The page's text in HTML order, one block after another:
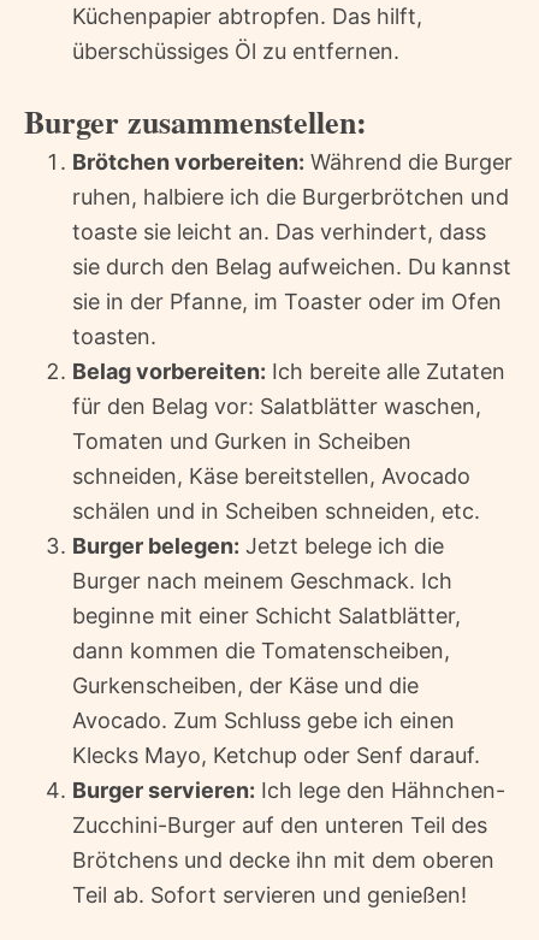
Küchenpapier abtropfen. Das hilft,
überschüssiges Öl zu entfernen.
Burger zusammenstellen:
Brötchen vorbereiten: Während die Burger
ruhen, halbiere ich die Burgerbrötchen und
toaste sie leicht an. Das verhindert, dass
sie durch den Belag aufweichen. Du kannst
sie in der Pfanne, im Toaster oder im Ofen
toasten.
Belag vorbereiten: Ich bereite alle Zutaten
für den Belag vor: Salatblätter waschen,
Tomaten und Gurken in Scheiben
schneiden, Käse bereitstellen, Avocado
schälen und in Scheiben schneiden, etc.
Burger belegen: Jetzt belege ich die
Burger nach meinem Geschmack. Ich
beginne mit einer Schicht Salatblätter,
dann kommen die Tomatenscheiben,
Gurkenscheiben, der Käse und die
Avocado. Zum Schluss gebe ich einen
Klecks Mayo, Ketchup oder Senf darauf.
Burger servieren: Ich lege den Hähnchen-
Zucchini-Burger auf den unteren Teil des
Brötchens und decke ihn mit dem oberen
Teil ab. Sofort servieren und genießen!